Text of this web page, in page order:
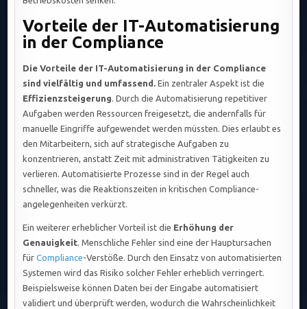
Vorteile der IT-Automatisierung
in der Compliance
Die Vorteile der IT-Automatisierung in der Compliance
sind vielfältig und umfassend. Ein zentraler Aspekt ist die
Effizienzsteigerung. Durch die Automatisierung repetitiver
Aufgaben werden Ressourcen freigesetzt, die andernfalls für
manuelle Eingriffe aufgewendet werden müssten. Dies erlaubt es
den Mitarbeitern, sich auf strategische Aufgaben zu
konzentrieren, anstatt Zeit mit administrativen Tätigkeiten zu
verlieren. Automatisierte Prozesse sind in der Regel auch
schneller, was die Reaktionszeiten in kritischen Compliance-
angelegenheiten verkürzt.
Ein weiterer erheblicher Vorteil ist die Erhöhung der
Genauigkeit. Menschliche Fehler sind eine der Hauptursachen
fürCompliance-Verstöße. Durch den Einsatz von automatisierten
Systemen wird das Risiko solcher Fehler erheblich verringert.
Beispielsweise können Daten bei der Eingabe automatisiert
validiert und überprüft werden, wodurch die Wahrscheinlichkeit